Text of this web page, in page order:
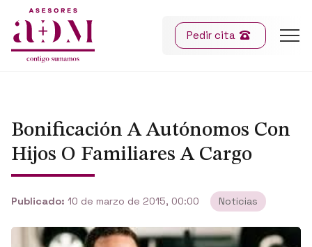
Pedir cita
Bonificación A Autónomos Con
Hijos O Familiares A Cargo
Publicado: 10 de marzo de 2015, 00:00 Noticias